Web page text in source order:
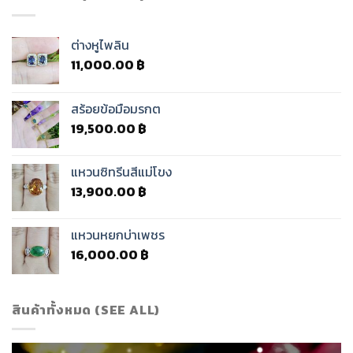
ต่างหูไพลิน
11,000.00 ฿
สร้อยข้อมือมรกต
19,500.00 ฿
แหวนซิทรีนสีแม่โขง
13,900.00 ฿
แหวนหยกบ่าเพชร
16,000.00 ฿
สินค้าทั้งหมด (SEE ALL)